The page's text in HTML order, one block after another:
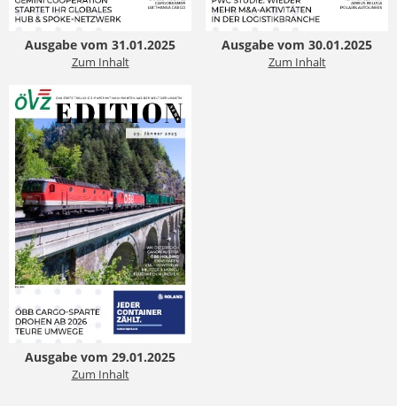
Ausgabe vom 31.01.2025
Zum Inhalt
Ausgabe vom 30.01.2025
Zum Inhalt
Ausgabe vom 29.01.2025
Zum Inhalt